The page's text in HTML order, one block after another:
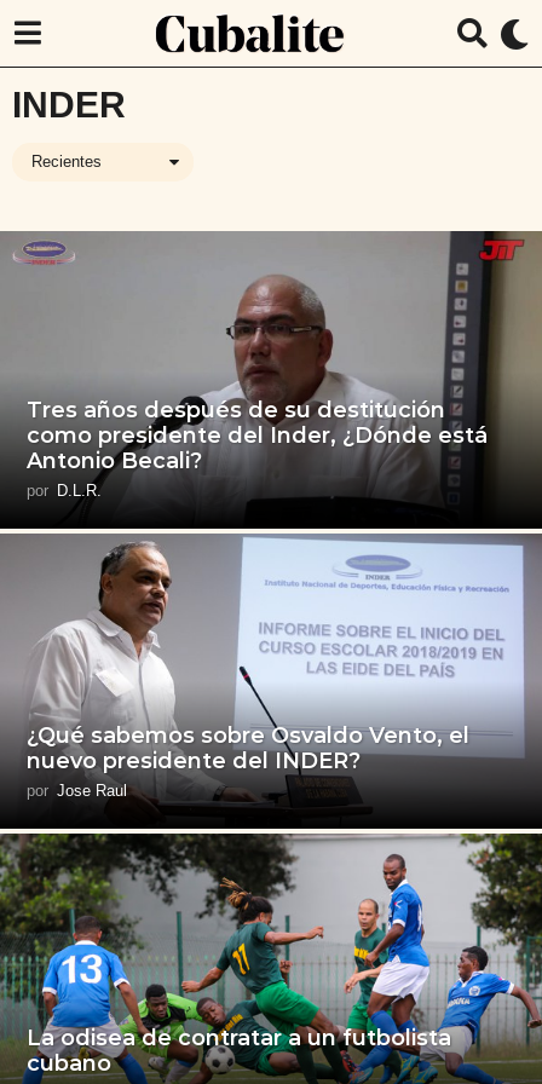
INDER
Recientes
Tres años después de su destitución
como presidente del Inder, ¿Dónde está
Antonio Becali?
por D.L.R.
¿Qué sabemos sobre Osvaldo Vento, el
nuevo presidente del INDER?
por Jose Raul
La odisea de contratar a un futbolista
cubano